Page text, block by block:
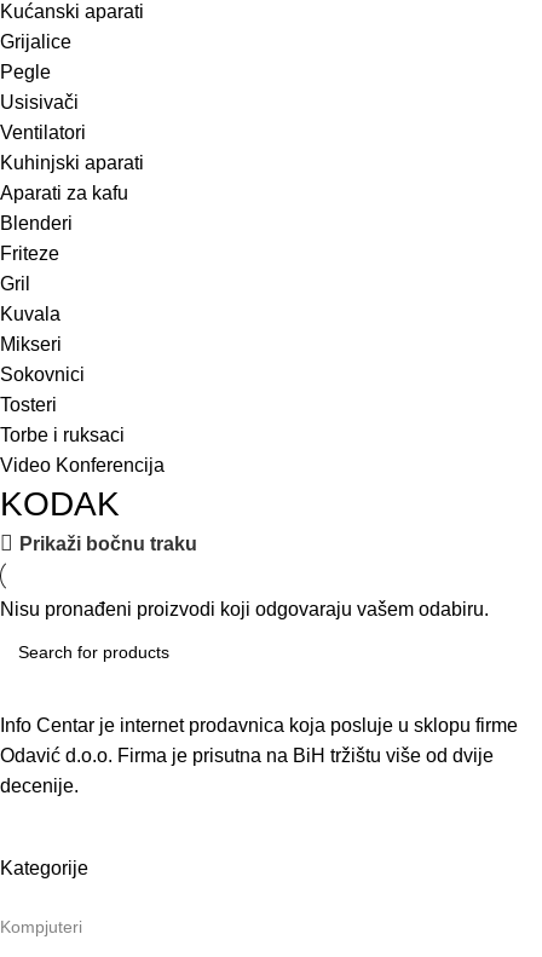
Kućanski aparati
Grijalice
Pegle
Usisivači
Ventilatori
Kuhinjski aparati
Aparati za kafu
Blenderi
Friteze
Gril
Kuvala
Mikseri
Sokovnici
Tosteri
Torbe i ruksaci
Video Konferencija
KODAK
Prikaži bočnu traku
Nisu pronađeni proizvodi koji odgovaraju vašem odabiru.
Info Centar je internet prodavnica koja posluje u sklopu firme
Odavić d.o.o. Firma je prisutna na BiH tržištu više od dvije
decenije.
Kategorije
Kompjuteri